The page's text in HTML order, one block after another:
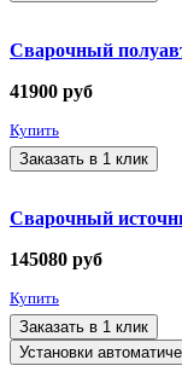
Сварочный
41900 руб
Купить
Заказать в 1 клик
Сварочный
145080 руб
Купить
Заказать в 1 клик
Установки